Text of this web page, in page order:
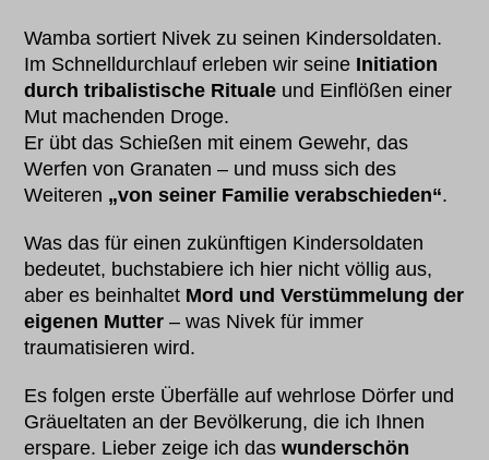
Wamba sortiert Nivek zu seinen Kindersoldaten.
Im Schnelldurchlauf erleben wir seine Initiation
durch tribalistische Rituale und Einflößen einer
Mut machenden Droge.
Er übt das Schießen mit einem Gewehr, das
Werfen von Granaten – und muss sich des
Weiteren „von seiner Familie verabschieden“.
Was das für einen zukünftigen Kindersoldaten
bedeutet, buchstabiere ich hier nicht völlig aus,
aber es beinhaltet Mord und Verstümmelung der
eigenen Mutter – was Nivek für immer
traumatisieren wird.
Es folgen erste Überfälle auf wehrlose Dörfer und
Gräueltaten an der Bevölkerung, die ich Ihnen
erspare. Lieber zeige ich daswunderschön